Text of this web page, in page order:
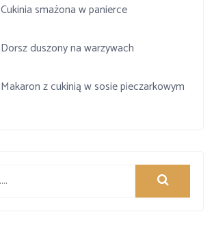
Cukinia smażona w panierce
Dorsz duszony na warzywach
Makaron z cukinią w sosie pieczarkowym